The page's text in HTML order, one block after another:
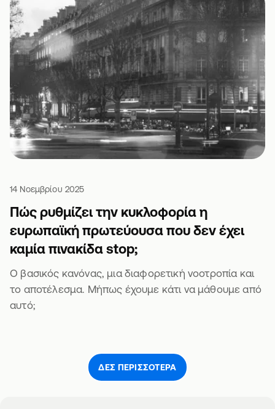
14 Νοεμβρίου 2025
Πώς ρυθμίζει την κυκλοφορία η
ευρωπαϊκή πρωτεύουσα που δεν έχει
καμία πινακίδα stop;
Ο βασικός κανόνας, μια διαφορετική νοοτροπία και
το αποτέλεσμα. Μήπως έχουμε κάτι να μάθουμε από
αυτό;
ΔΕΣ ΠΕΡΙΣΣΌΤΕΡΑ